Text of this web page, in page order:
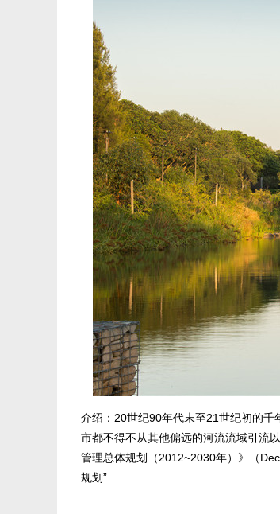
介绍：20世纪90年代末至21世纪初的
市都不得不从其他偏远的河流流域引流
管理总体规划（2012~2030年）》（
规划”